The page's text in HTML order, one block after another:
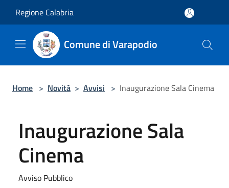
Regione Calabria
Comune di Varapodio
Home > Novità > Avvisi > Inaugurazione Sala Cinema
Inaugurazione Sala
Cinema
Avviso Pubblico